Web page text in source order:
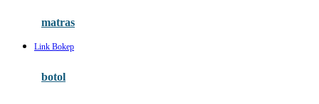
Hauck
Havaianas
matras
Link Bokep
botol